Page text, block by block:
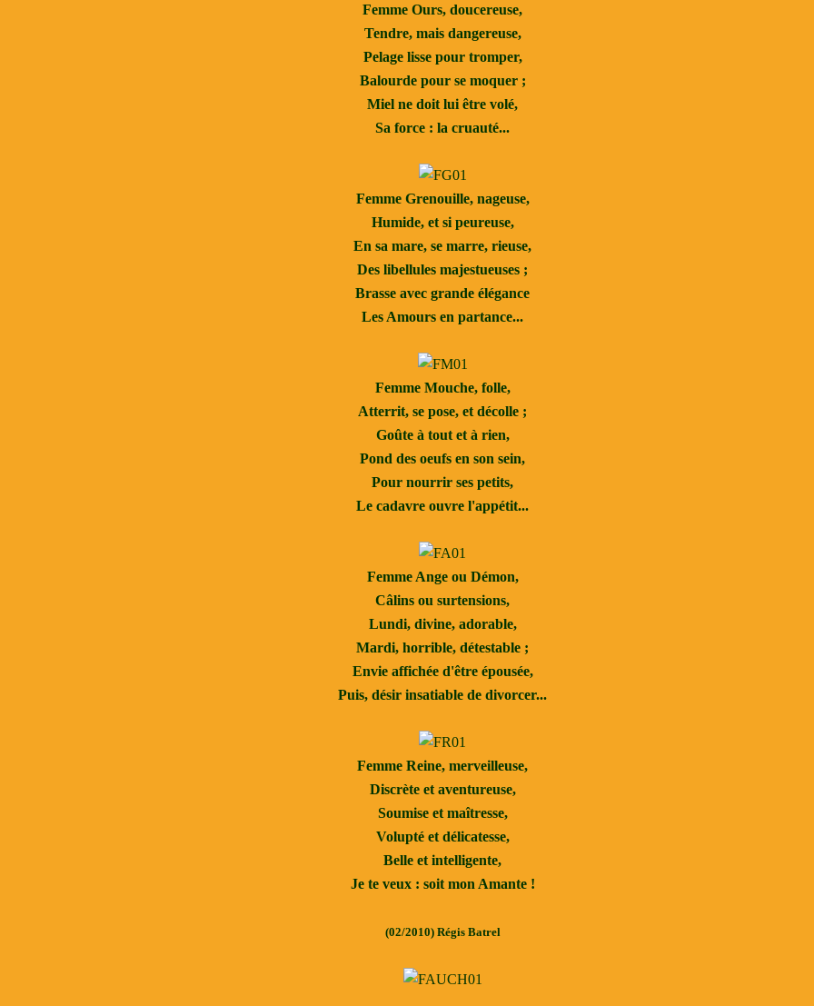
Femme Ours, doucereuse,
Tendre, mais dangereuse,
Pelage lisse pour tromper,
Balourde pour se moquer ;
Miel ne doit lui être volé,
Sa force : la cruauté...
Femme Grenouille, nageuse,
Humide, et si peureuse,
En sa mare, se marre, rieuse,
Des libellules majestueuses ;
Brasse avec grande élégance
Les Amours en partance...
Femme Mouche, folle,
Atterrit, se pose, et décolle ;
Goûte à tout et à rien,
Pond des oeufs en son sein,
Pour nourrir ses petits,
Le cadavre ouvre l'appétit...
Femme Ange ou Démon,
Câlins ou surtensions,
Lundi, divine, adorable,
Mardi, horrible, détestable ;
Envie affichée d'être épousée,
Puis, désir insatiable de divorcer...
Femme Reine, merveilleuse,
Discrète et aventureuse,
Soumise et maîtresse,
Volupté et délicatesse,
Belle et intelligente,
Je te veux : soit mon Amante !
(02/2010) Régis Batrel